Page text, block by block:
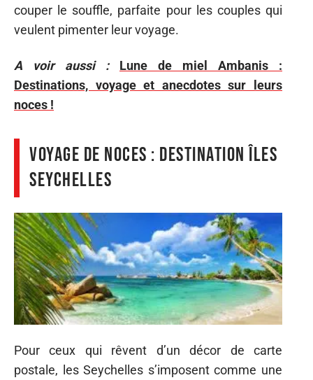
couper le souffle, parfaite pour les couples qui
veulent pimenter leur voyage.
A voir aussi :
Lune de miel Ambanis :
Destinations, voyage et anecdotes sur leurs
noces !
Voyage de noces : destination Îles
Seychelles
Pour ceux qui rêvent d’un décor de carte
postale, les Seychelles s’imposent comme une